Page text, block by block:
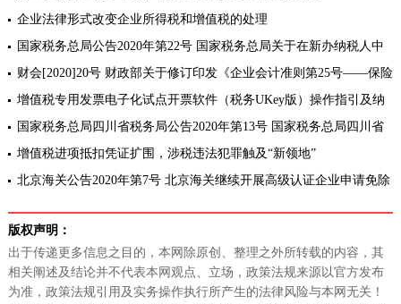
企业法律形式改变企业所得税和增值税的处理
国家税务总局公告2020年第22号 国家税务总局关于在新办纳税人中
实行增值税专用发票电子化有关事项的公告[条款修订]
财会[2020]20号 财政部关于修订印发《企业会计准则第25号——保险
合同》的通知
增值税专用发票电子化试点开票软件（税务UKey版）操作指引及纳
税人端系统操作手册
国家税务总局四川省税务局公告2020年第13号 国家税务总局四川省
税务局关于土地增值税清算单位等有关问题的公告
增值税进项抵扣凭证扩围，涉税违法犯罪触及“新领地”
北京海关公告2020年第7号 北京海关继续开展高级认证企业申请免除
版权声明：
出于传递更多信息之目的，本网除原创、整理之外所转载的内容，其
相关阐述及结论并不代表本网观点、立场，政策法规来源以官方发布
为准，政策法规引用及实务操作执行所产生的法律风险与本网无关！